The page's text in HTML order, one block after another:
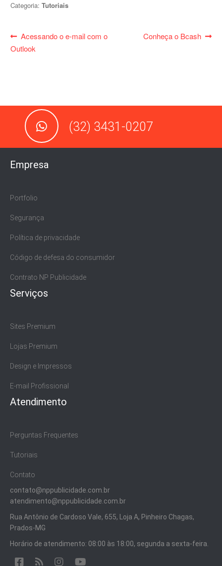
Categoria:Tutoriais
Navegação
Post
Post
anterior:
Acessando o e-mail com o
Outlook
Próximo
Conheça o Bcash
(32) 3431-0207
Empresa
Portfolio
Segurança
Política de privacidade
Código de defesa do consumidor
Contrato NP Publicidade
Serviços
Sites Premium
Lojas Premium
Design e Impressos
E-mail Profissional
Atendimento
Perguntas Frequentes
Tutoriais
Contato
contato@nppublicidade.com.br
atendimento@nppublicidade.com.br
Rua Antônio de Cardoso Vale, 655, Loja A, Pinheiro Chagas,
Prados-MG
Horário de atendimento: 08:00 às 18:00, segunda a sexta-feira.